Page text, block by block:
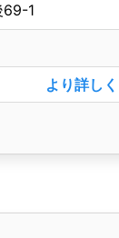
69-1
より詳しく